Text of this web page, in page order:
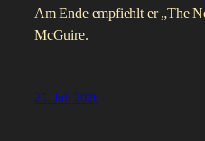
Am Ende empfiehlt er „The
McGuire.
25. Juli 2026